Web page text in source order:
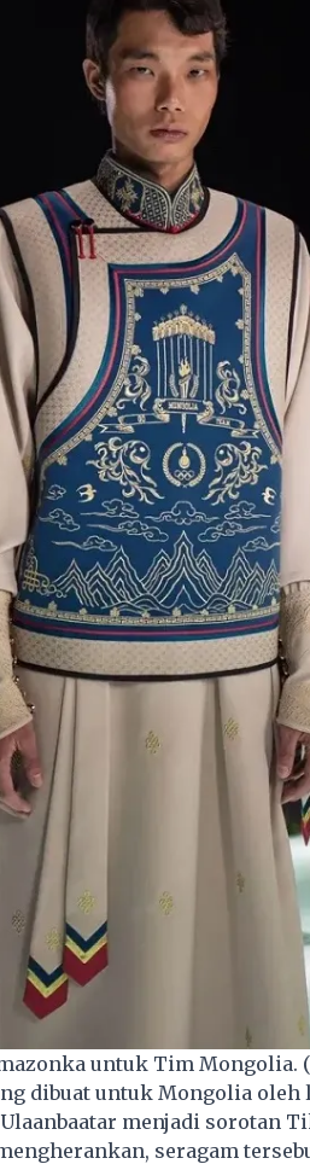
untuk Tim Mongolia.
dibuat untuk Mongolia
menjadi sorotan
seragam